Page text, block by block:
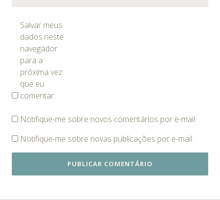
Salvar meus
dados neste
navegador
para a
próxima vez
que eu
comentar.
Notifique-me sobre novos comentários por e-mail.
Notifique-me sobre novas publicações por e-mail.